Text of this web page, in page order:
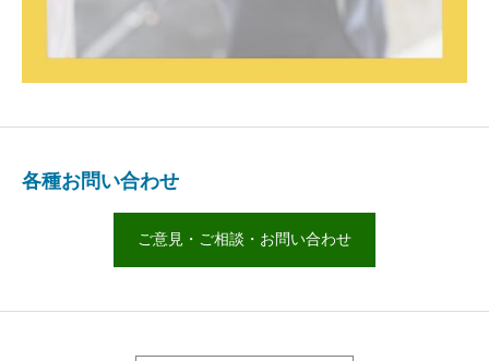
各種お問い合わせ
ご意見・ご相談・お問い合わせ